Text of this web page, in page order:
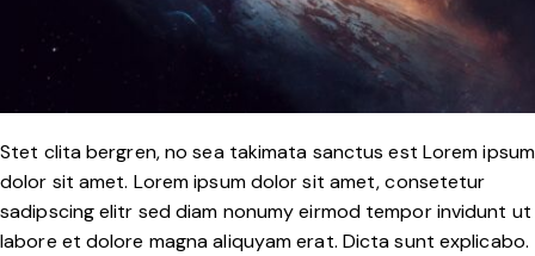
Stet clita bergren, no sea takimata sanctus est Lorem ipsum
dolor sit amet. Lorem ipsum dolor sit amet, consetetur
sadipscing elitr sed diam nonumy eirmod tempor invidunt ut
labore et dolore magna aliquyam erat. Dicta sunt explicabo.